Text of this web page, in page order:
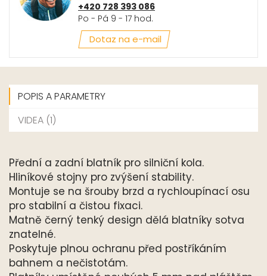
+420 728 393 086
Po - Pá 9 - 17 hod.
Dotaz na e-mail
POPIS A PARAMETRY
VIDEA (1)
Přední a zadní blatník pro silniční kola.
Hliníkové stojny pro zvýšení stability.
Montuje se na šrouby brzd a rychloupínací osu
pro stabilní a čistou fixaci.
Matně černý tenký design dělá blatníky sotva
znatelné.
Poskytuje plnou ochranu před postříkáním
bahnem a nečistotám.